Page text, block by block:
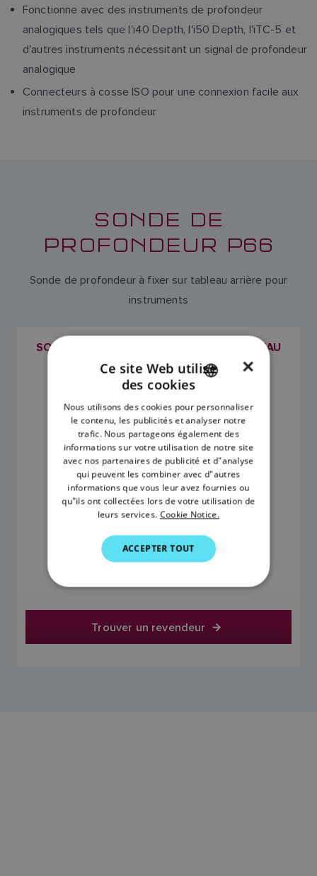
Fonctionne avec des instruments de profondeur
analogiques tels que l'i40 Depth, l'i50 Depth, l'iTC-5 et
d'autres instruments nécessitant un signal de profondeur
analogique
Connecteurs à cosse ISO pour une connexion facile aux
instruments de profondeur
SONDE DE
PROFONDEUR P66
Sonde de profondeur à fixer sur tableau arrière pour
instruments
SONDE P66 DE PROFONDEUR POUR TABLEAU
ARRIÈRE
SKU: E26027-PZ
210,00 €
Trouver un revendeur
FRENCH
DANISH
ITALIAN
SWEDISH
GERMAN
DUTCH
SPANISH
×
Ce site Web utilise
des cookies
Nous utilisons des cookies pour personnaliser
le contenu, les publicités et analyser notre
trafic. Nous partageons également des
informations sur votre utilisation de notre site
avec nos partenaires de publicité et d"analyse
qui peuvent les combiner avec d"autres
informations que vous leur avez fournies ou
qu"ils ont collectées lors de votre utilisation de
leurs services. Cookie Notice.
ACCEPTER TOUT